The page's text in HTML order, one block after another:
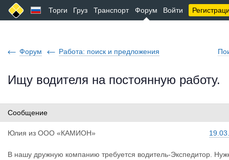
Торги Груз Транспорт Форум Войти
Форум Работа: поиск и предложения
Ищу водителя на постоянную работу.
Сообщение
Юлия из ООО «КАМИОН»
В нашу дружную компанию требуется водитель-Экспедитор.